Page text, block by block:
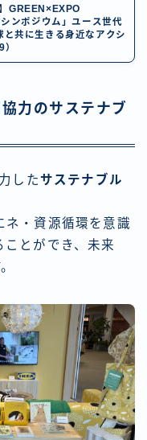
GREEN×EXPO
ンポジウム」ユース世代
共に生きる身近なアクシ
力のサステナブ
したサステナブル
・資源循環を意識
ことができ、未来